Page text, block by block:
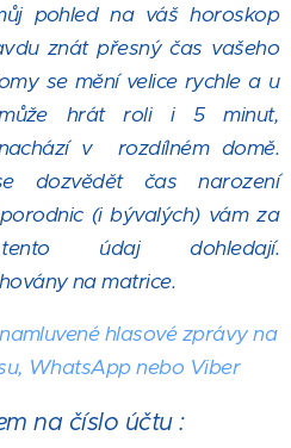
pohled na váš horoskop
znát přesný čas vašeho
se mění velice rychle a u
může hrát roli i 5 minut,
v rozdílném domě.
dozvědět čas narození
(i bývalých) vám za
údaj dohledají.
na matrice.
hlasové zprávy na
WhatsApp nebo Viber
na číslo účtu :